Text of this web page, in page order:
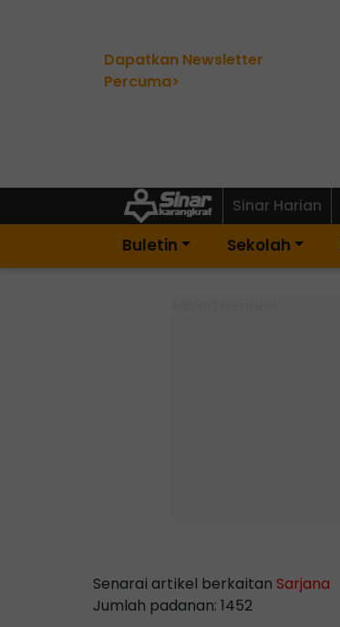
Dapatkan Newsletter
Percuma>
Sinar Harian
Buletin Sekolah
Senarai artikel berkaitan Sarjana
Jumlah padanan: 1452